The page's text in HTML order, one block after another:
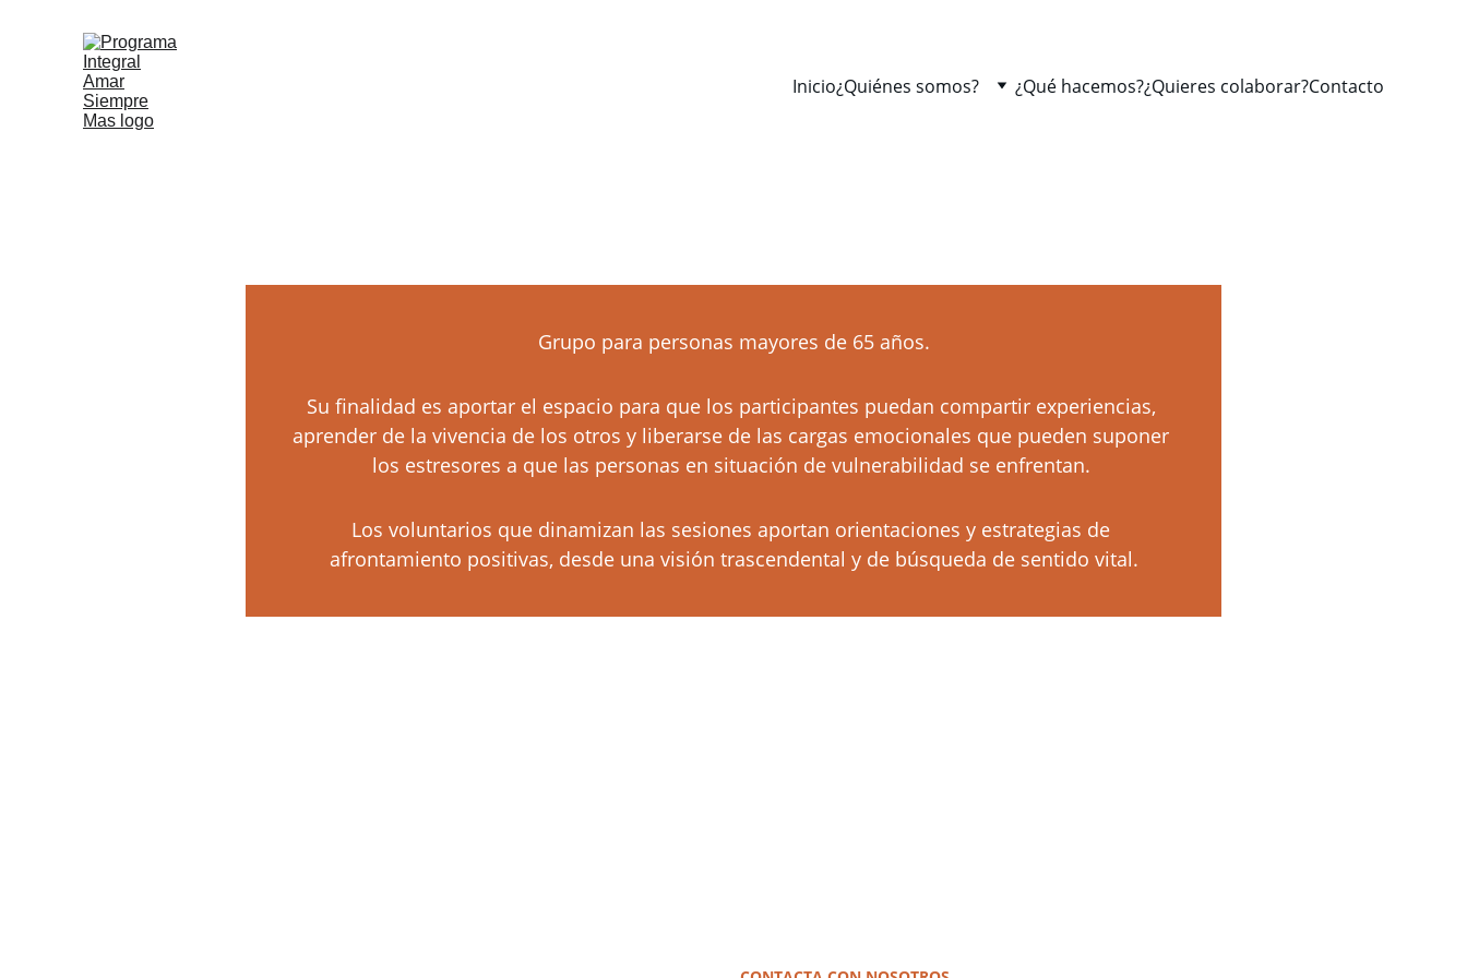
Inicio¿Quiénes somos? ¿Qué hacemos?¿Quieres colaborar?Contacto
Grupo para personas mayores de 65 años.
Su finalidad es aportar el espacio para que los participantes puedan compartir experiencias,
aprender de la vivencia de los otros y liberarse de las cargas emocionales que pueden suponer
los estresores a que las personas en situación de vulnerabilidad se enfrentan.
Los voluntarios que dinamizan las sesiones aportan orientaciones y estrategias de
afrontamiento positivas, desde una visión trascendental y de búsqueda de sentido vital.